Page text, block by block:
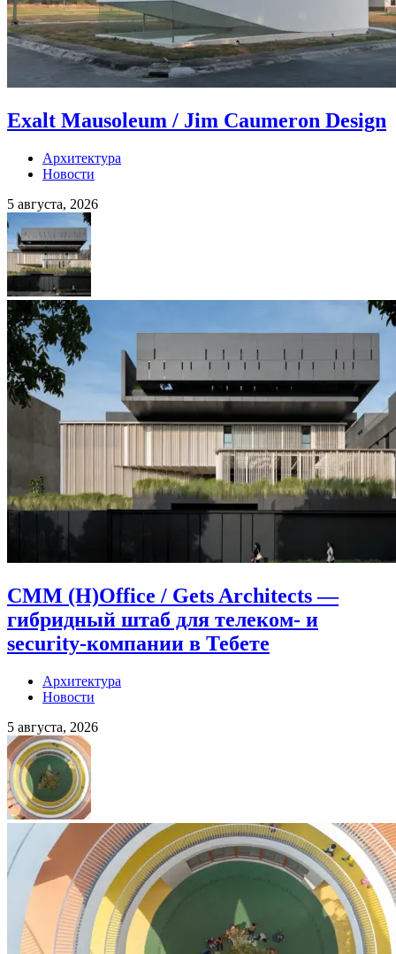
Exalt Mausoleum / Jim Caumeron Design
Архитектура
Новости
5 августа, 2026
CMM (H)Office / Gets Architects —
гибридный штаб для телеком- и
security-компании в Тебете
Архитектура
Новости
5 августа, 2026